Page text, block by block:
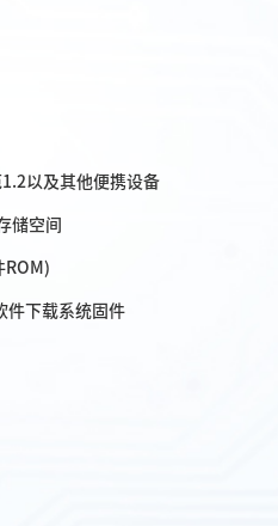
以及其他便携设备
储空间
ROM)
件下载系统固件